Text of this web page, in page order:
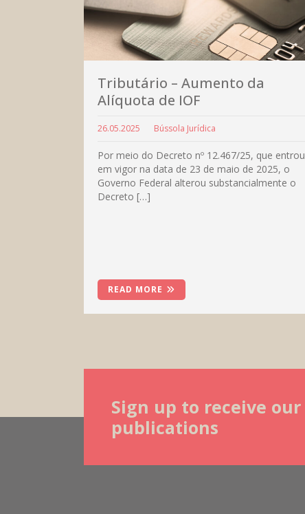
Tributário – Aumento da
Alíquota de IOF
26.05.2025 Bússola Jurídica
Por meio do Decreto nº 12.467/25, que entrou
em vigor na data de 23 de maio de 2025, o
Governo Federal alterou substancialmente o
Decreto […]
READ MORE
Sign up to receive our
publications